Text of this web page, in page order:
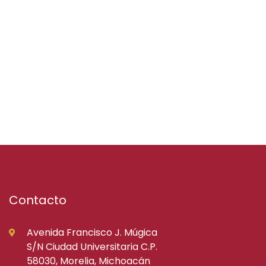
Contacto
Avenida Francisco J. Múgica
S/N Ciudad Universitaria C.P.
58030, Morelia, Michoacán